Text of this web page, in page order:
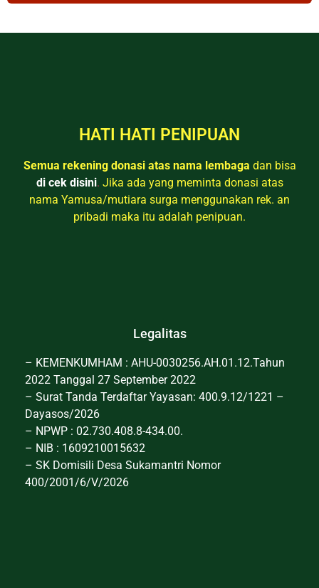
HATI HATI PENIPUAN
Semua rekening donasi atas nama lembaga dan bisa
di cek disini. Jika ada yang meminta donasi atas
nama Yamusa/mutiara surga menggunakan rek. an
pribadi maka itu adalah penipuan.
Legalitas
– KEMENKUMHAM : AHU-0030256.AH.01.12.Tahun
2022 Tanggal 27 September 2022
– Surat Tanda Terdaftar Yayasan: 400.9.12/1221 –
Dayasos/2026
– NPWP : 02.730.408.8-434.00.
– NIB : 1609210015632
– SK Domisili Desa Sukamantri Nomor
400/2001/6/V/2026